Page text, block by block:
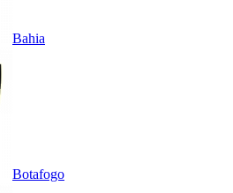
Bahia
Botafogo